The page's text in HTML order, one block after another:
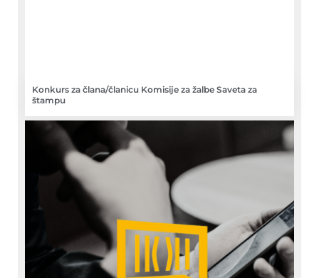
Konkurs za člana/članicu Komisije za žalbe Saveta za
štampu